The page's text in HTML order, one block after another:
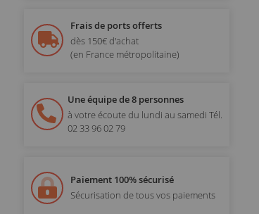
Frais de ports offerts
dès 150€ d'achat
(en France métropolitaine)
Une équipe de 8 personnes
à votre écoute du lundi au samedi Tél.
02 33 96 02 79
Paiement 100% sécurisé
Sécurisation de tous vos paiements